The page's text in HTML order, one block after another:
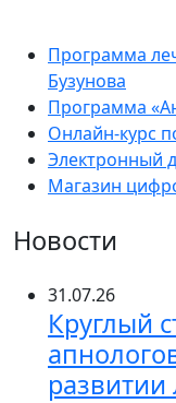
Программа
Бузунова
Программа
Онлайн-курс
Электронный
Магазин
Новости
31.07.26
Круглый